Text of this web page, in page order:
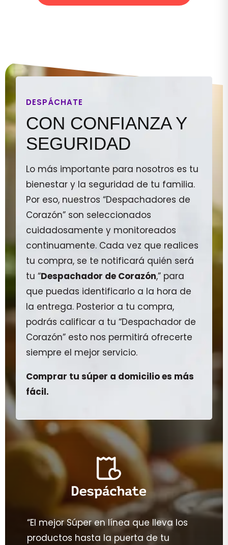
DESPÁCHATE
CON CONFIANZA Y
SEGURIDAD
Lo más importante para nosotros es tu
bienestar y la seguridad de tu familia.
Por eso, nuestros “Despachadores de
Corazón” son seleccionados
cuidadosamente y monitoreados
continuamente. Cada vez que realices
tu compra, se te notificará quién será
tu “Despachador de Corazón,” para
que puedas identificarlo a la hora de
la entrega. Posterior a tu compra,
podrás calificar a tu “Despachador de
Corazón” esto nos permitirá ofrecerte
siempre el mejor servicio.
Comprar tu súper a domicilio es más
fácil.
“El mejor Súper en línea que lleva los
productos hasta la puerta de tu